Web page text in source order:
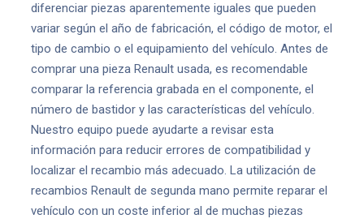
diferenciar piezas aparentemente iguales que pueden
variar según el año de fabricación, el código de motor, el
tipo de cambio o el equipamiento del vehículo. Antes de
comprar una pieza Renault usada, es recomendable
comparar la referencia grabada en el componente, el
número de bastidor y las características del vehículo.
Nuestro equipo puede ayudarte a revisar esta
información para reducir errores de compatibilidad y
localizar el recambio más adecuado. La utilización de
recambios Renault de segunda mano permite reparar el
vehículo con un coste inferior al de muchas piezas